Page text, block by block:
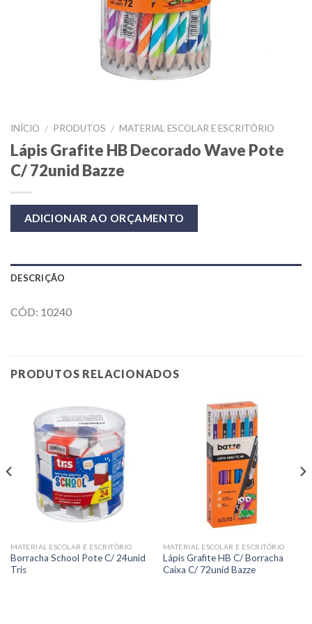
INÍCIO / PRODUTOS / MATERIAL ESCOLAR E ESCRITÓRIO
Lápis Grafite HB Decorado Wave Pote
C/ 72unid Bazze
ADICIONAR AO ORÇAMENTO
DESCRIÇÃO
CÓD: 10240
PRODUTOS RELACIONADOS
MATERIAL ESCOLAR E ESCRITÓRIO
Borracha School Pote C/ 24unid
Tris
MATERIAL ESCOLAR E ESCRITÓRIO
Lápis Grafite HB C/ Borracha
Caixa C/ 72unid Bazze